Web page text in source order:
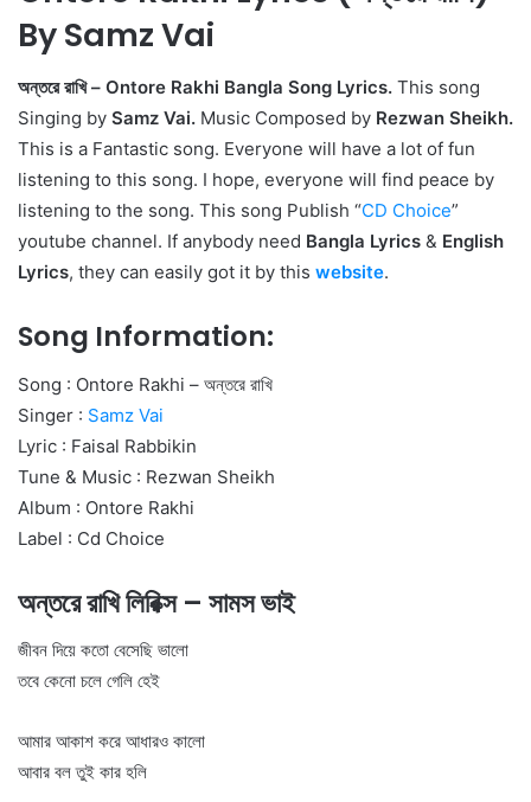
By Samz Vai
অন্তরে রাখি – Ontore Rakhi Bangla Song Lyrics. This song
Singing by Samz Vai. Music Composed by Rezwan Sheikh.
This is a Fantastic song. Everyone will have a lot of fun
listening to this song. I hope, everyone will find peace by
listening to the song. This song Publish “CD Choice”
youtube channel. If anybody need Bangla Lyrics & English
Lyrics, they can easily got it by this website.
Song Information:
Song : Ontore Rakhi – অন্তরে রাখি
Singer : Samz Vai
Lyric : Faisal Rabbikin
Tune & Music : Rezwan Sheikh
Album : Ontore Rakhi
Label : Cd Choice
অন্তরে রাখি লিরিক্স – সামস ভাই
জীবন দিয়ে কতো বেসেছি ভালো
তবে কেনো চলে গেলি হেই
আমার আকাশ করে আধারও কালো
আবার বল তুই কার হলি